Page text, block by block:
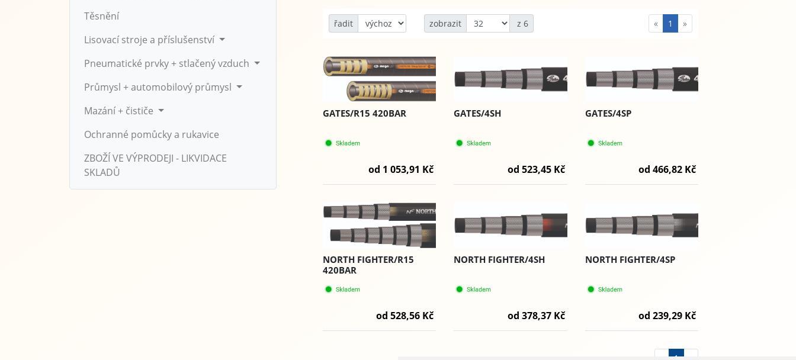
Těsnění
Lisovací stroje a příslušenství
Pneumatické prvky + stlačený vzduch
Průmysl + automobilový průmysl
Mazání + čističe
Ochranné pomůcky a rukavice
ZBOŽÍ VE VÝPRODEJI - LIKVIDACE
SKLADŮ
řadit zobrazit z 6 « 1 »
GATES/R15 420BAR
od 1 053,91 Kč
GATES/4SH
od 523,45 Kč
GATES/4SP
od 466,82 Kč
NORTH FIGHTER/R15
420BAR
od 528,56 Kč
NORTH FIGHTER/4SH
od 378,37 Kč
NORTH FIGHTER/4SP
od 239,29 Kč